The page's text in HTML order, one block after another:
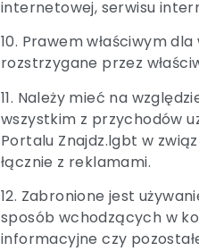
internetowej, serwisu
10. Prawem właściwym
rozstrzygane przez
11. Należy mieć na
wszystkim z przychodów
Portalu Znajdz.lgbt w
łącznie z reklamami.
12. Zabronione jest
sposób wchodzących w
informacyjne czy